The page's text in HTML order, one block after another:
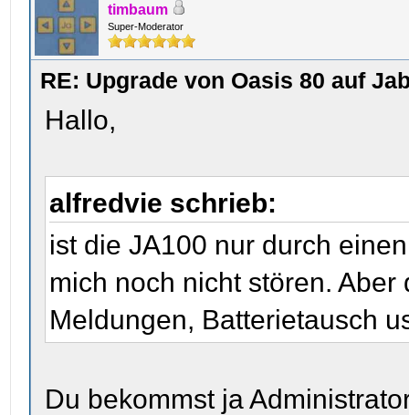
timbaum
Super-Moderator
RE: Upgrade von Oasis 80 auf
Hallo,
alfredvie schrieb:
ist die JA100 nur durch
mich noch nicht stören.
Meldungen, Batterietausch
Du bekommst ja